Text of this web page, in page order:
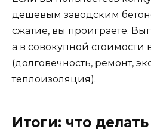
дешевым заводским
сжатие, вы проиграете.
а в совокупной стоимости
(долговечность, ремонт,
теплоизоляция).
Итоги: что